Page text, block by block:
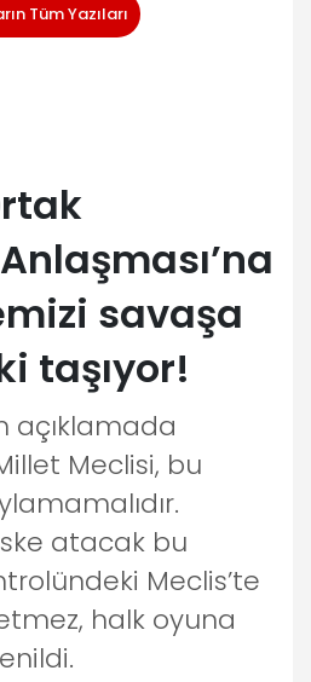
Tüm Yazıları
savaşa
taşıyor!
açıklamada
Meclisi, bu
atacak bu
Meclis’te
halk oyuna